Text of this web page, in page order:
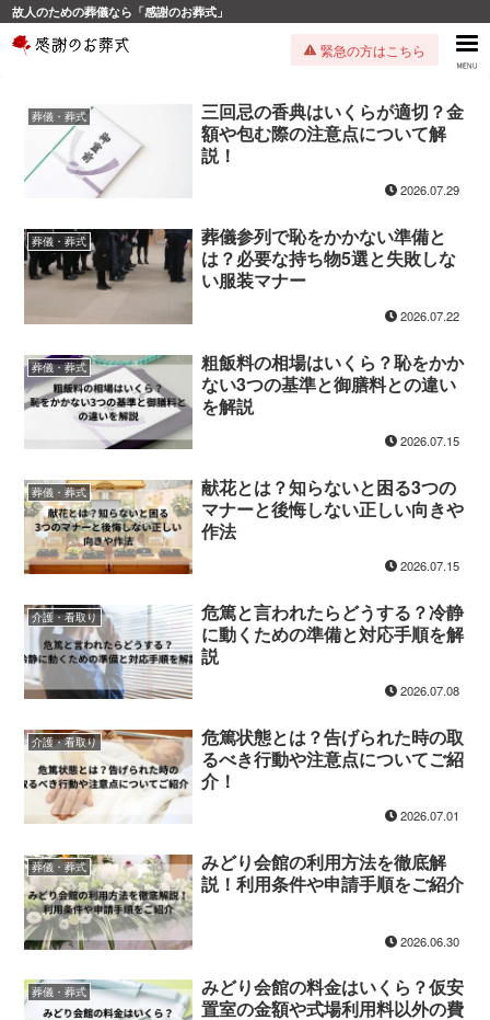
故人のための葬儀なら「感謝のお葬式」
緊急の方はこちら
葬儀・葬式
三回忌の香典はいくらが適切？金
額や包む際の注意点について解
説！
2026.07.29
葬儀・葬式
葬儀参列で恥をかかない準備と
は？必要な持ち物5選と失敗しな
い服装マナー
2026.07.22
葬儀・葬式
粗飯料の相場はいくら？恥をかか
ない3つの基準と御膳料との違い
を解説
2026.07.15
葬儀・葬式
献花とは？知らないと困る3つの
マナーと後悔しない正しい向きや
作法
2026.07.15
介護・看取り
危篤と言われたらどうする？冷静
に動くための準備と対応手順を解
説
2026.07.08
介護・看取り
危篤状態とは？告げられた時の取
るべき行動や注意点についてご紹
介！
2026.07.01
葬儀・葬式
みどり会館の利用方法を徹底解
説！利用条件や申請手順をご紹介
2026.06.30
葬儀・葬式
みどり会館の料金はいくら？仮安
置室の金額や式場利用料以外の費